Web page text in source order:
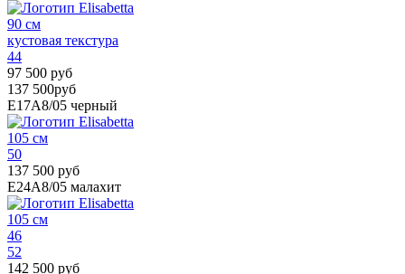
90 см
кустовая текстура
44
97 500 руб
137 500руб
E17A8/05 черный
105 см
50
137 500 руб
E24A8/05 малахит
105 см
46
52
142 500 руб